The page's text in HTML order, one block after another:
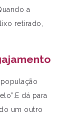
a
retirado,
dá para
um outro